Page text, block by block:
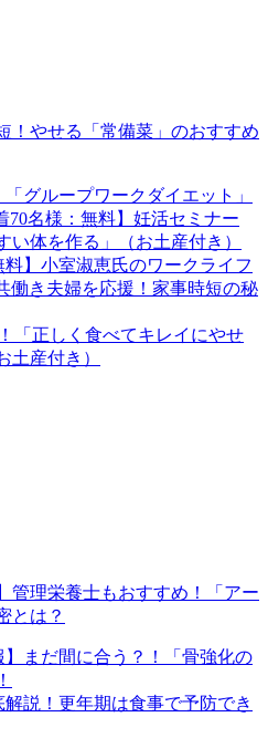
！やせる「常備菜」のおすすめ
グループワークダイエット」
70名様：無料】妊活セミナー
い体を作る」（お土産付き）
料】小室淑恵氏のワークライフ
働き夫婦を応援！家事時短の秘
「正しく食べてキレイにやせ
土産付き）
管理栄養士もおすすめ！「アー
とは？
】まだ間に合う？！「骨強化の
解説！更年期は食事で予防でき